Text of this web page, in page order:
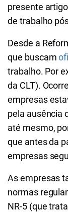
presente
de trabalho
Desde a
que buscam
trabalho. Por
da CLT).
empresas
pela ausência
até mesmo,
que antes da
empresas
As empresas
normas
NR-5 (que